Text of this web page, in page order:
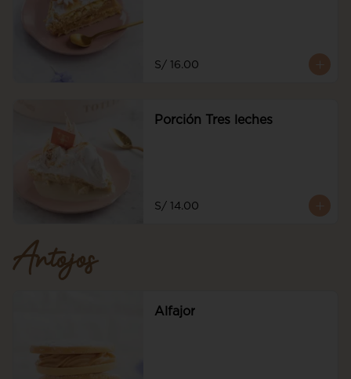
S/ 16.00
Porción Tres leches
S/ 14.00
Antojos
Alfajor